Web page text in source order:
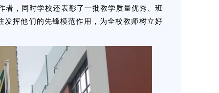
者，同时学校还表彰了一批教学质量优秀、班
挥他们的先锋模范作用，为全校教师树立好